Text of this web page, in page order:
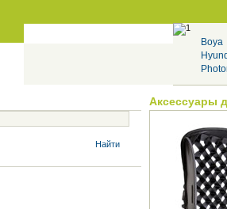
Boya
Найти
Аксессуары